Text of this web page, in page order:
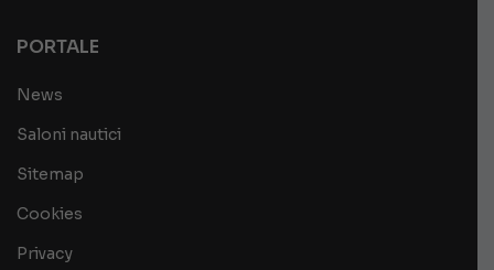
PORTALE
News
Saloni nautici
Sitemap
Cookies
Privacy